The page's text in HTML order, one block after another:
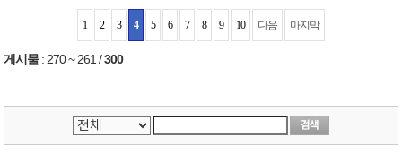
1 2 3 4 5 6 7 8 9 10 다음 마지막
게시물:270 ~ 261 /300